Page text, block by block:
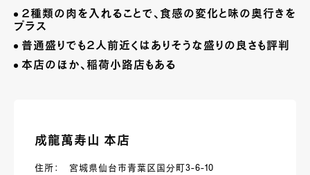
２種類の肉を入れることで、食感の変化と味の奥行きを
プラス
普通盛りでも２人前近くはありそうな盛りの良さも評判
本店のほか、稲荷小路店もある
成龍萬寿山 本店
住所： 宮城県仙台市青葉区国分町3-6-10